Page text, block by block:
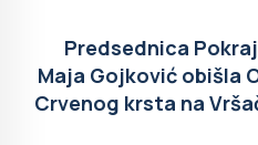
Predsednica
Maja Gojković obišla
Crvenog krsta na